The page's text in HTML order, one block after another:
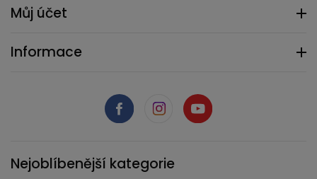
Můj účet
Informace
Nejoblíbenější kategorie